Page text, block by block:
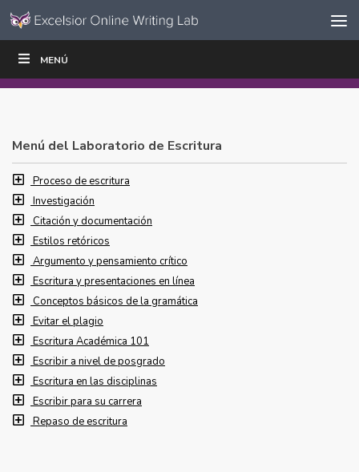
Ir al contenido
navegación
MENÚ
ESCRIBIR
Menú del Laboratorio de Escritura
Proceso de escritura
Investigación
Citación y documentación
Estilos retóricos
Argumento y pensamiento crítico
Escritura y presentaciones en línea
Conceptos básicos de la gramática
Evitar el plagio
Escritura Académica 101
Escribir a nivel de posgrado
Escritura en las disciplinas
Escribir para su carrera
Repaso de escritura